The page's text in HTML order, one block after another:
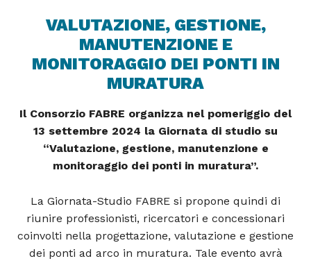
VALUTAZIONE, GESTIONE,
MANUTENZIONE E
MONITORAGGIO DEI PONTI IN
MURATURA
Il Consorzio FABRE organizza nel pomeriggio del
13 settembre 2024 la Giornata di studio su
“Valutazione, gestione, manutenzione e
monitoraggio dei ponti in muratura”.
La Giornata-Studio FABRE si propone quindi di
riunire professionisti, ricercatori e concessionari
coinvolti nella progettazione, valutazione e gestione
dei ponti ad arco in muratura. Tale evento avrà